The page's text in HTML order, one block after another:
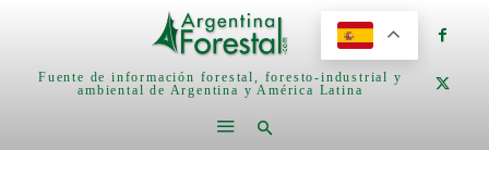
Fuente de información forestal, foresto-industrial y
ambiental de Argentina y América Latina